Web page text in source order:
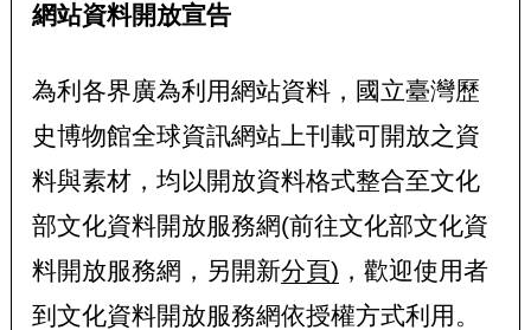
網站資料開放宣告
為利各界廣為利用網站資料，國立臺灣歷
史博物館全球資訊網站上刊載可開放之資
料與素材，均以開放資料格式整合至文化
部文化資料開放服務網(前往文化部文化資
料開放服務網，另開新分頁) ，歡迎使用者
到文化資料開放服務網依授權方式利用。